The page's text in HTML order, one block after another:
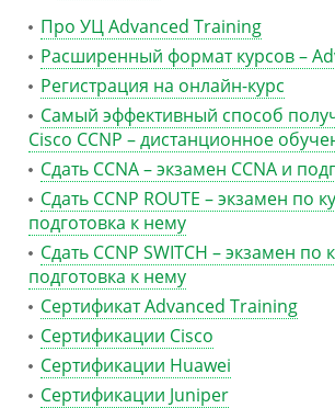
Про УЦ Advanced Training
Расширенный формат курсов –
Регистрация на онлайн-курс
Самый эффективный способ
Cisco CCNP – дистанционное
Сдать CCNA – экзамен CCNA и
Сдать CCNP ROUTE – экзамен по
подготовка к нему
Сдать CCNP SWITCH – экзамен по
подготовка к нему
Сертификат Advanced Training
Сертификации Cisco
Сертификации Huawei
Сертификации Juniper